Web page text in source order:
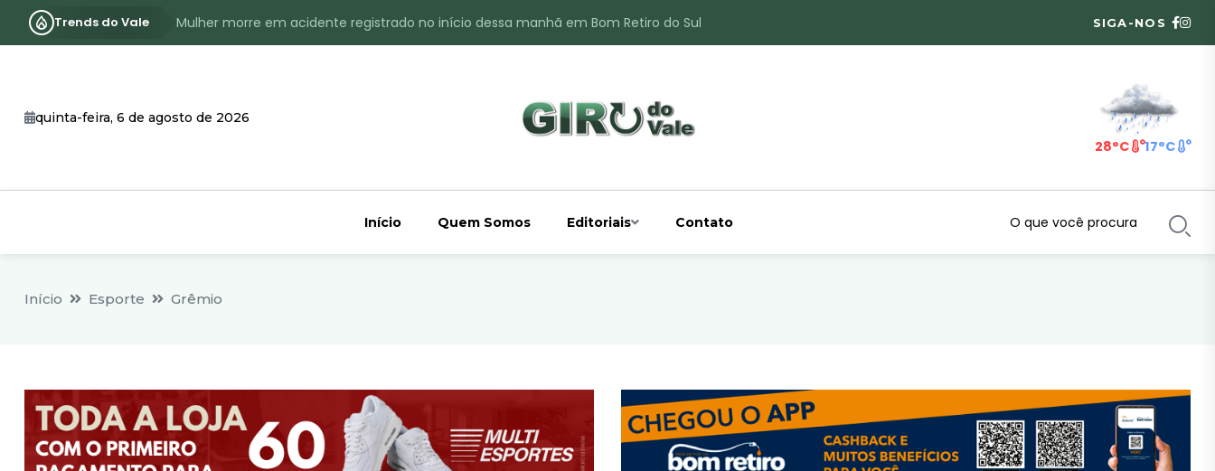
Trends do Vale
Mulher morre em acidente registrado no início dessa manhã em Bom Retiro do Sul
Identificado o jovem assassinado no interior de Bom Retiro do Sul
SIGA-NOS
quinta-feira, 6 de agosto de 2026
28°C 17°C
Início Quem Somos Editoriais Contato
Início Esporte Grêmio